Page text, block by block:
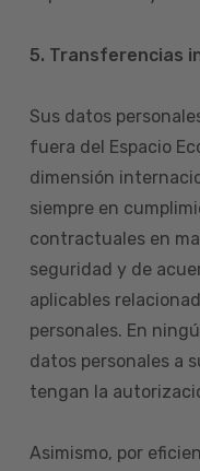
5. Transferencias
Sus datos
fuera del Espacio
dimensión
siempre en
contractuales en
seguridad y de
aplicables
personales. En
datos personales a
tengan la
Asimismo, por